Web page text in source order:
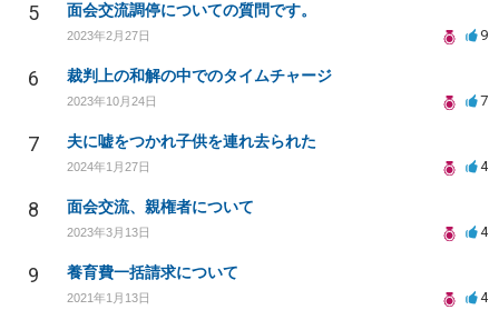
5 面会交流調停についての質問です。
2023年2月27日 9
6 裁判上の和解の中でのタイムチャージ
2023年10月24日 7
7 夫に嘘をつかれ子供を連れ去られた
2024年1月27日 4
8 面会交流、親権者について
2023年3月13日 4
9 養育費一括請求について
2021年1月13日 4